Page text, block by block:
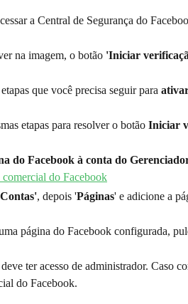
a Central de Segurança do
na imagem, o botão 'Iniciar
que você precisa seguir para
etapas para resolver o botão Iniciar
do Facebook à conta do
Contas', depois 'Páginas' e adicione a
página do Facebook configurada,
ter acesso de administrador. Caso
do Facebook.